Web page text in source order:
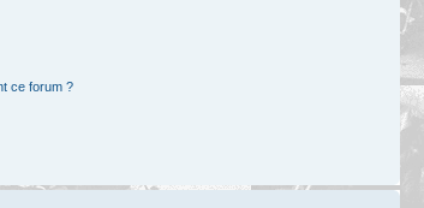
ce forum ?